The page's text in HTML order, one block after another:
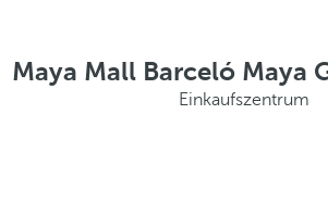
Maya Mall Barceló Maya
Einkaufszentrum